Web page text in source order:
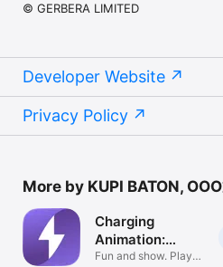
© GERBERA LIMITED
Developer Website
Privacy Policy
More by KUPI BATON, OOO
Charging
Animation:
Charger+
Fun and show. Play